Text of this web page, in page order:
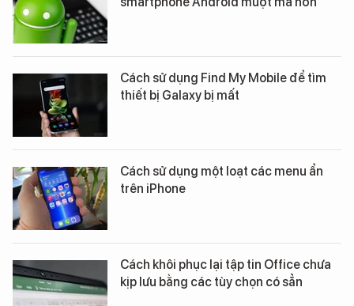
Cách sử dụng Find My Mobile để tìm
thiết bị Galaxy bị mất
Cách sử dụng một loạt các menu ẩn
trên iPhone
Cách khôi phục lại tập tin Office chưa
kịp lưu bằng các tùy chọn có sẳn